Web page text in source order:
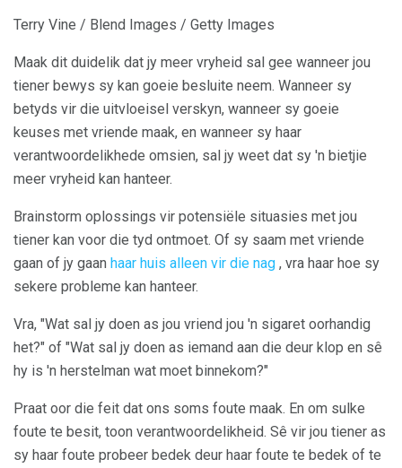
Terry Vine / Blend Images / Getty Images
Maak dit duidelik dat jy meer vryheid sal gee wanneer jou
tiener bewys sy kan goeie besluite neem. Wanneer sy
betyds vir die uitvloeisel verskyn, wanneer sy goeie
keuses met vriende maak, en wanneer sy haar
verantwoordelikhede omsien, sal jy weet dat sy 'n bietjie
meer vryheid kan hanteer.
Brainstorm oplossings vir potensiële situasies met jou
tiener kan voor die tyd ontmoet. Of sy saam met vriende
gaan of jy gaan haar huis alleen vir die nag , vra haar hoe sy
sekere probleme kan hanteer.
Vra, "Wat sal jy doen as jou vriend jou 'n sigaret oorhandig
het?" of "Wat sal jy doen as iemand aan die deur klop en sê
hy is 'n herstelman wat moet binnekom?"
Praat oor die feit dat ons soms foute maak. En om sulke
foute te besit, toon verantwoordelikheid. Sê vir jou tiener as
sy haar foute probeer bedek deur haar foute te bedek of te